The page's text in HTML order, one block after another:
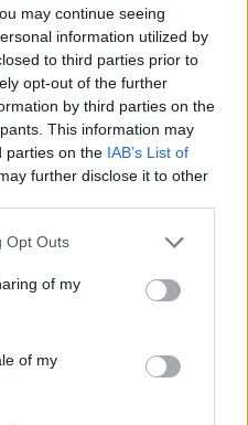
may continue seeing
information utilized by
to third parties prior to
opt-out of the further
by third parties on the
This information may
parties on the IAB’s List of
further disclose it to other
uses one or more Google
behaviour. You may click to
and its third-party tags to
purposes in below Google
Opt Outs
of my
of my